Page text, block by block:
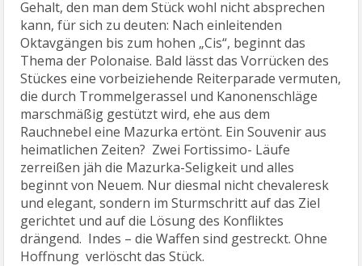
Gehalt, den man dem Stück wohl nicht absprechen
kann, für sich zu deuten: Nach einleitenden
Oktavgängen bis zum hohen „Cis“, beginnt das
Thema der Polonaise. Bald lässt das Vorrücken des
Stückes eine vorbeiziehende Reiterparade vermuten,
die durch Trommelgerassel und Kanonenschläge
marschmäßig gestützt wird, ehe aus dem
Rauchnebel eine Mazurka ertönt. Ein Souvenir aus
heimatlichen Zeiten? Zwei Fortissimo- Läufe
zerreißen jäh die Mazurka-Seligkeit und alles
beginnt von Neuem. Nur diesmal nicht chevaleresk
und elegant, sondern im Sturmschritt auf das Ziel
gerichtet und auf die Lösung des Konfliktes
drängend. Indes – die Waffen sind gestreckt. Ohne
Hoffnung verlöscht das Stück.